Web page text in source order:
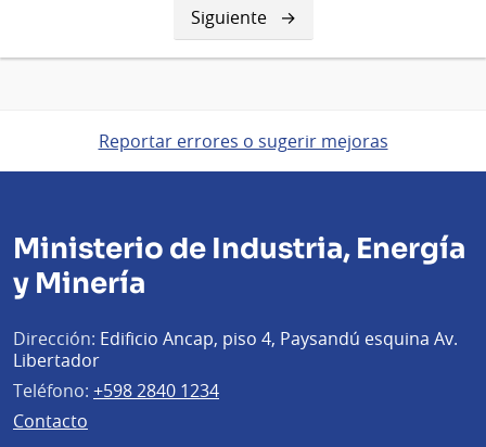
Siguiente
página
Siguiente
Reportar errores o sugerir mejoras
Ministerio de Industria, Energía
y Minería
Dirección: Edificio Ancap, piso 4, Paysandú esquina Av.
Libertador
Teléfono: +598 2840 1234
Contacto